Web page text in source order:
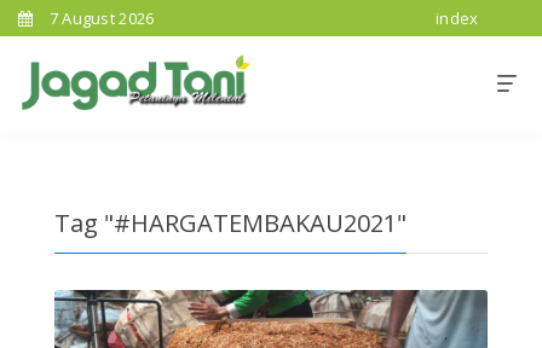
7 August 2026 index
Tag "#HARGATEMBAKAU2021"